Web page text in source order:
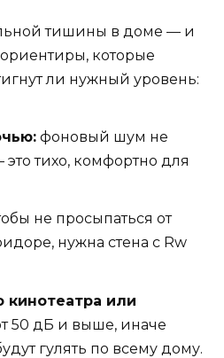
тишины в доме — и
которые
ли нужный уровень:
фоновый шум не
тихо, комфортно для
не просыпаться от
нужна стена с Rw
или
50 дБ и выше, иначе
гулять по всему дому.